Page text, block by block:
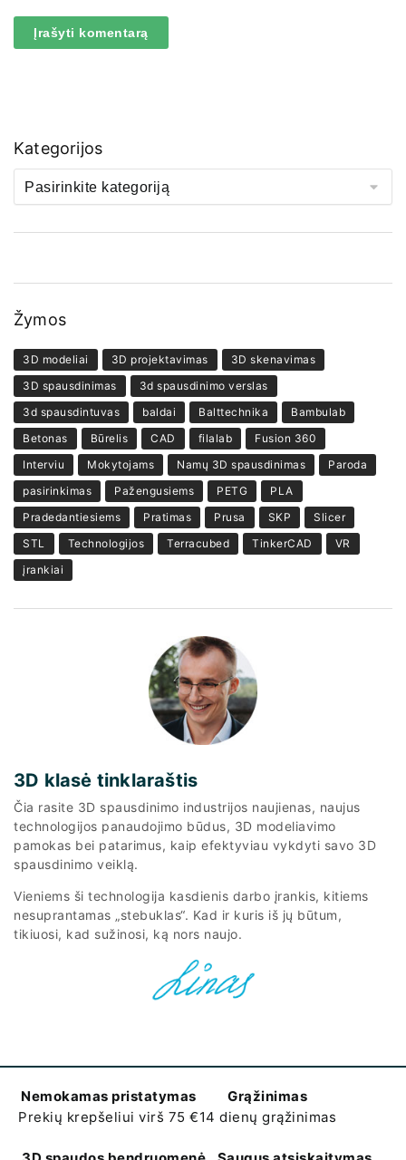
Kategorijos
Žymos
3D modeliai 3D projektavimas
3D skenavimas
3D spausdinimas
3d spausdinimo verslas
3d spausdintuvas
baldai Balttechnika
Bambulab
Betonas
Būrelis CAD filalab
Fusion 360
Interviu
Mokytojams Namų 3D spausdinimas
Paroda
pasirinkimas
Pažengusiems PETG
PLA
Pradedantiesiems
Pratimas Prusa SKP
Slicer
STL
Technologijos Terracubed TinkerCAD
VR
įrankiai
3D klasė tinklaraštis
Čia rasite 3D spausdinimo industrijos naujienas, naujus
technologijos panaudojimo būdus, 3D modeliavimo
pamokas bei patarimus, kaip efektyviau vykdyti savo 3D
spausdinimo veiklą.
Vieniems ši technologija kasdienis darbo įrankis, kitiems
nesuprantamas „stebuklas“. Kad ir kuris iš jų būtum,
tikiuosi, kad sužinosi, ką nors naujo.
Nemokamas pristatymas
Prekių krepšeliui virš 75 €
Grąžinimas
14 dienų grąžinimas